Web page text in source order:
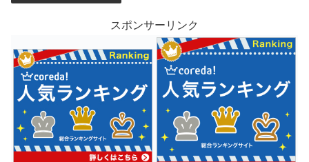
スポンサーリンク